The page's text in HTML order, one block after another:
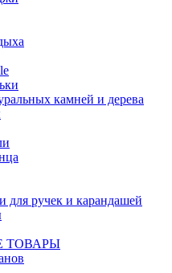
камней и дерева
для ручек и карандашей
ТОВАРЫ